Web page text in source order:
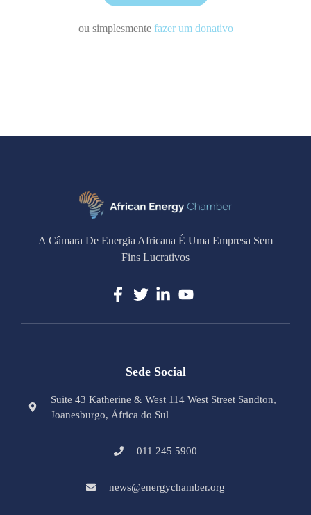
ou simplesmente fazer um donativo
A Câmara De Energia Africana É Uma Empresa Sem
Fins Lucrativos
Sede Social
Suite 43 Katherine & West 114 West Street Sandton,
Joanesburgo, África do Sul
011 245 5900
news@energychamber.org